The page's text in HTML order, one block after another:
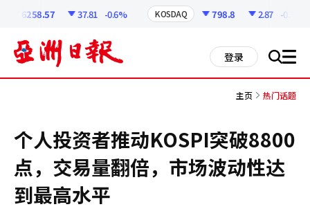
6258.57 37.81 -0.6% KOSDAQ 798.8 2.87 -0.36%
登录 搜 all
主页 热门话题
个人投资者推动KOSPI突破8800
点，交易量翻倍，市场波动性达
到最高水平